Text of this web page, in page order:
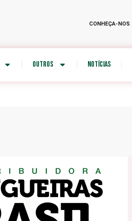
CONHEÇA-NOS
OUTROS NOTÍCIAS